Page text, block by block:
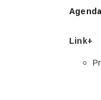
Agenda
Link+